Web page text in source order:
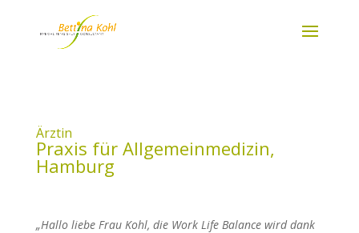
Ärztin
Praxis für Allgemeinmedizin,
Hamburg
„Hallo liebe Frau Kohl, die Work Life Balance wird dank